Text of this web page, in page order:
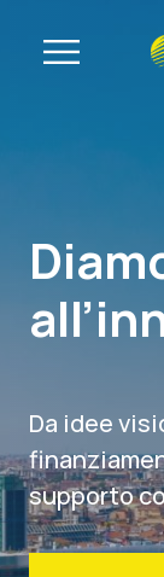
Da idee
supporto